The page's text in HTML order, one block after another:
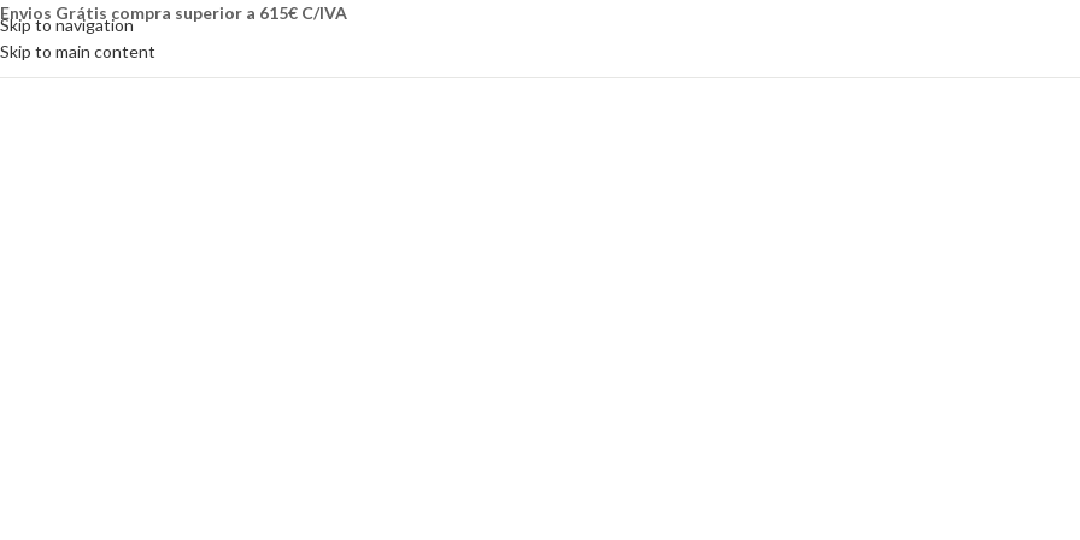
Skip to navigation
Skip to main content
Envios Grátis compra superior a 615€ C/IVA